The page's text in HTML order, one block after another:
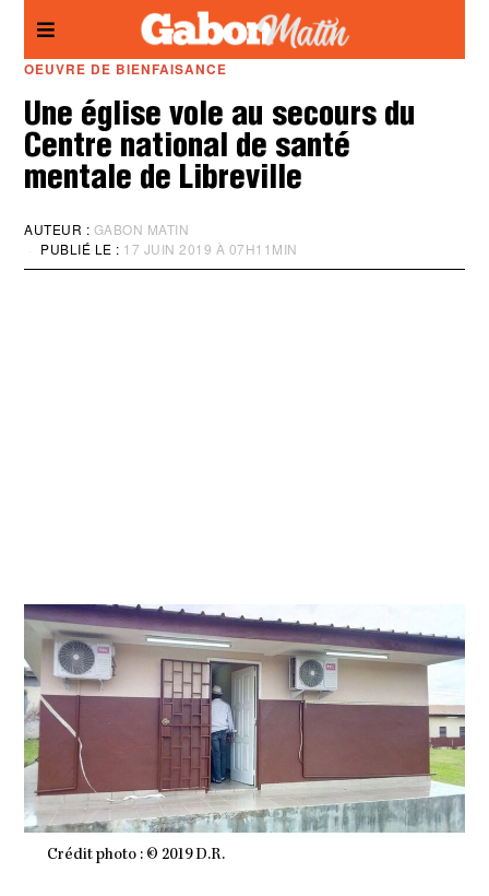
OEUVRE DE BIENFAISANCE
Une église vole au secours du
Centre national de santé
mentale de Libreville
AUTEUR : GABON MATIN
PUBLIÉ LE : 17 JUIN 2019 À 07H11MIN
I
H
1
1
M
I
N
Crédit photo : © 2019 D.R.
Panneau de gestion des cookies